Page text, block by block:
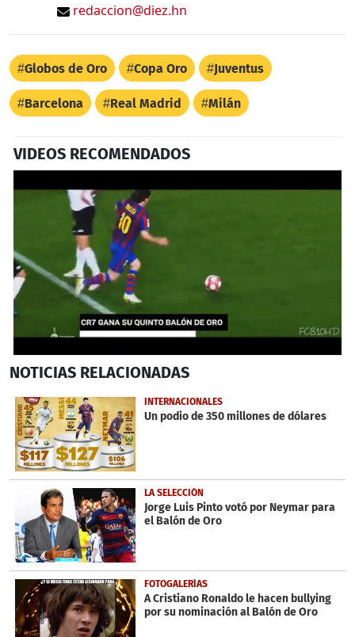
redaccion@diez.hn
Globos de Oro Copa Oro Juventus
Barcelona Real Madrid Milán
VIDEOS RECOMENDADOS
seconds
53
seconds
NOTICIAS RELACIONADAS
INTERNACIONALES
Un podio de 350 millones de dólares
LA SELECCIÓN
Jorge Luis Pinto votó por Neymar para
el Balón de Oro
FOTOGALERÍAS
A Cristiano Ronaldo le hacen bullying
por su nominación al Balón de Oro